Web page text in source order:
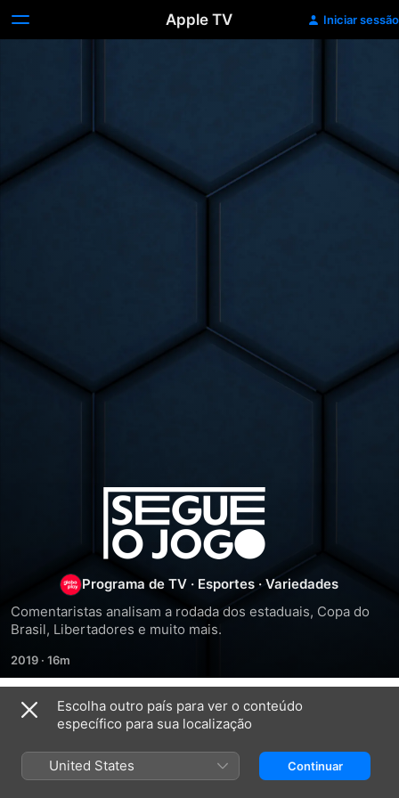
Apple TV Iniciar sessão
Segue
o
Jogo
Programa de TV · Esportes ·Variedades
Comentaristas analisam a rodada dos estaduais, Copa do
Brasil, Libertadores e muito mais.
2019 · 16m
Episodes
Escolha outro país para ver o conteúdo
específico para sua localização
United States Continuar